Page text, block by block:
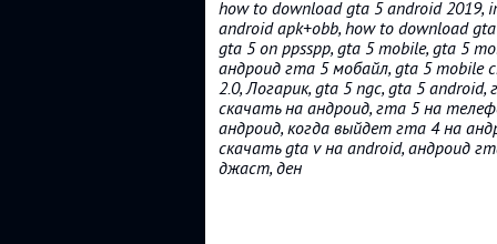
how to download gta 5 android 2019,
android apk+obb, how to download
gta 5 on ppsspp, gta 5 mobile, gta 5
андроид гта 5 мобайл, gta 5 mobile
2.0, Логарик, gta 5 ngc, gta 5
скачать на андроид, гта 5 на
андроид, когда выйдет гта 4 на
скачать gta v на android, андроид
джаст, ден